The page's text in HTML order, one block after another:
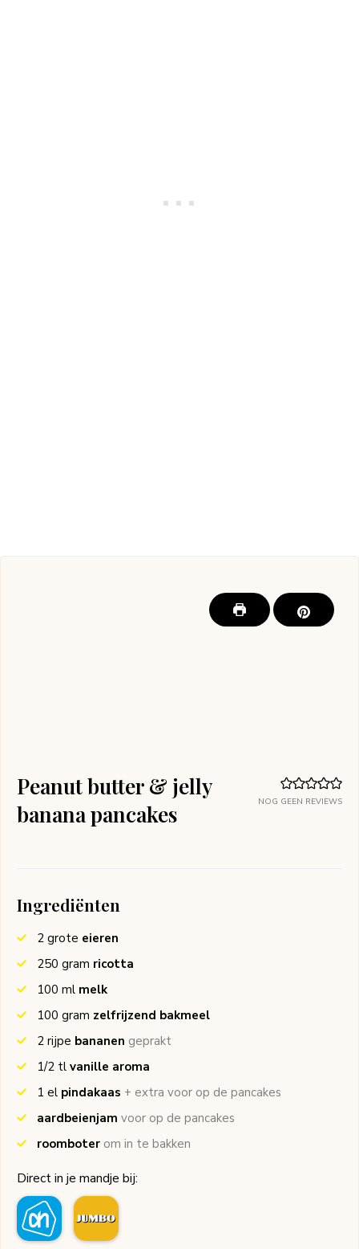
NOG GEEN REVIEWS
Peanut butter & jelly
banana pancakes
Ingrediënten
2 grote eieren
250 gram ricotta
100 ml melk
100 gram zelfrijzend bakmeel
2 rijpe bananen geprakt
1/2 tl vanille aroma
1 el pindakaas + extra voor op de pancakes
aardbeienjam voor op de pancakes
roomboter om in te bakken
Direct in je mandje bij: